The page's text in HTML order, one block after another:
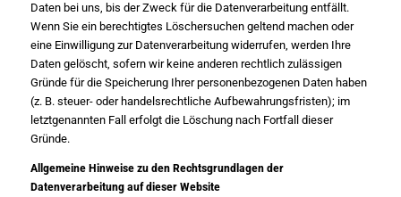
Daten bei uns, bis der Zweck für die Datenverarbeitung entfällt.
Wenn Sie ein berechtigtes Löschersuchen geltend machen oder
eine Einwilligung zur Datenverarbeitung widerrufen, werden Ihre
Daten gelöscht, sofern wir keine anderen rechtlich zulässigen
Gründe für die Speicherung Ihrer personenbezogenen Daten haben
(z. B. steuer- oder handelsrechtliche Aufbewahrungsfristen); im
letztgenannten Fall erfolgt die Löschung nach Fortfall dieser
Gründe.
Allgemeine Hinweise zu den Rechtsgrundlagen der
Datenverarbeitung auf dieser Website